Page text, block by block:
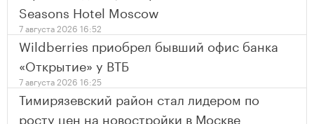
Seasons Hotel Moscow
7 августа 2026 16:52
Wildberries приобрел бывший офис банка
«Открытие» у ВТБ
7 августа 2026 16:25
Тимирязевский район стал лидером по
росту цен на новостройки в Москве